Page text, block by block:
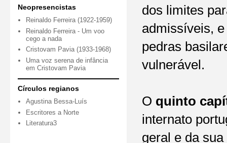
dos limites
admissíveis,
pedras
vulnerável.
O quinto
internato
geral e da
Neopresencistas
Reinaldo Ferreira (1922-1959)
Reinaldo Ferreira - Um voo
cego a nada
Cristovam Pavia (1933-1968)
Uma voz serena de infância
em Cristovam Pavia
Círculos regianos
Agustina Bessa-Luís
Escritores a Norte
Literatura3